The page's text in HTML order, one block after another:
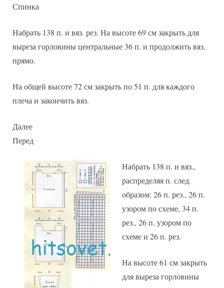
Спинка
Набрать 138 п. и вяз. рез. На высоте 69 см закрыть для
выреза горловины центральные 36 п. и продолжить вяз.
прямо.
На общей высоте 72 см закрыть по 51 п. для каждого
плеча и закончить вяз.
Далее
Перед
Набрать 138 п. и вяз.,
распределяя п. след.
образом: 26 п. рез., 26 п.
узором по схеме, 34 п.
рез., 26 п. узором по
схеме и 26 п. рез.
На высоте 61 см закрыть
для выреза горловины